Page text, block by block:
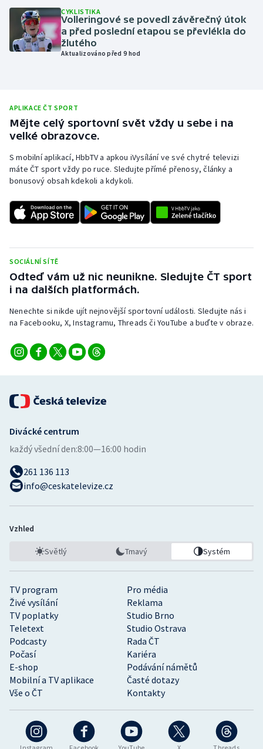
Parasport
Plavání
Rychlobruslení
Short track
Sportovní střelba
Triatlon
Veslování
Vodní slalom
Volejbal
Ostatní
CYKLISTIKA
Volleringové se povedl závěrečný útok
a před poslední etapou se převlékla do
žlutého
Aktualizováno před 9 hod
APLIKACE ČT SPORT
Mějte celý sportovní svět vždy u sebe i na
velké obrazovce.
S mobilní aplikací, HbbTV a apkou iVysílání ve své chytré televizi
máte ČT sport vždy po ruce. Sledujte přímé přenosy, články a
bonusový obsah kdekoli a kdykoli.
SOCIÁLNÍ SÍTĚ
Odteď vám už nic neunikne. Sledujte ČT sport
i na dalších platformách.
Nenechte si nikde ujít nejnovější sportovní události. Sledujte nás i
na Facebooku, X, Instagramu, Threads či YouTube a buďte v obraze.
TV program
Pro média
Živé vysílání
Reklama
TV poplatky
Studio Brno
Teletext
Studio Ostrava
Podcasty
Rada ČT
Počasí
Kariéra
E-shop
Podávání námětů
Mobilní a TV aplikace
Časté dotazy
Vše o ČT
Kontakty
Divácké centrum
každý všední den:8:00—16:00 hodin
261 136 113
info@ceskatelevize.cz
Vzhled
Světlý Tmavý Systém